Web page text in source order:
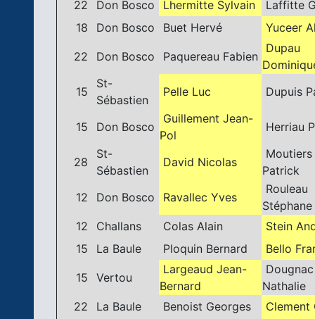
22
Don Bosco Lhermitte Sylvain
Laffitte
18
Don Bosco Buet Hervé Yuceer
22 Don Bosco Paquereau Fabien
Dupau
15
St-
Sébastien
Pelle Luc Dupuis
15 Don Bosco
Guillement Jean-
Pol
Herriau
28
St-
Sébastien
David Nicolas
Moutiers
Patrick
12
Don Bosco Ravallec Yves
Rouleau
Stéphane
12
Challans Colas Alain
Stein
15
La Baule Ploquin Bernard Bello
15 Vertou
Largeaud Jean-
Bernard
Dougnac
Nathalie
22
La Baule Benoist Georges Clement